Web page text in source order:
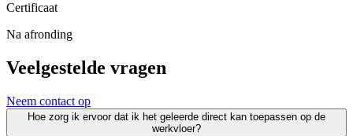
Certificaat
Na afronding
Veelgestelde vragen
Neem contact op
Hoe zorg ik ervoor dat ik het geleerde direct kan toepassen op de
werkvloer?